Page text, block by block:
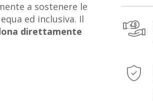
a sostenere le
ed inclusiva. Il
direttamente